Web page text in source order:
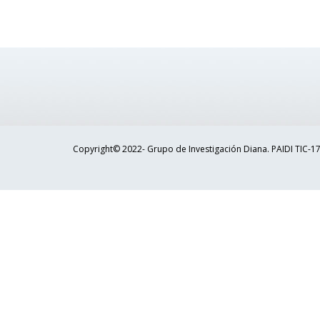
Copyright© 2022- Grupo de Investigación Diana. PAIDI TIC-